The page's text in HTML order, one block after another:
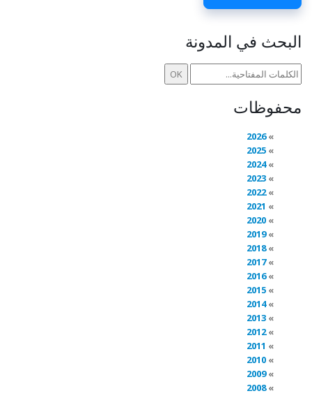
البحث في المدونة
محفوظات
2026
2025
2024
2023
2022
2021
2020
2019
2018
2017
2016
2015
2014
2013
2012
2011
2010
2009
2008